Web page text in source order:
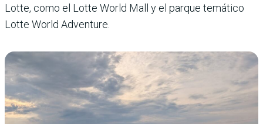
Lotte, como el Lotte World Mall y el parque temático
Lotte World Adventure.